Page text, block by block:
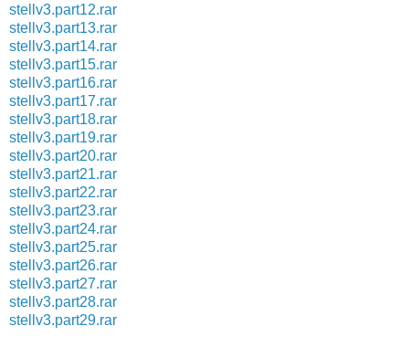
stellv3.part12.rar
stellv3.part13.rar
stellv3.part14.rar
stellv3.part15.rar
stellv3.part16.rar
stellv3.part17.rar
stellv3.part18.rar
stellv3.part19.rar
stellv3.part20.rar
stellv3.part21.rar
stellv3.part22.rar
stellv3.part23.rar
stellv3.part24.rar
stellv3.part25.rar
stellv3.part26.rar
stellv3.part27.rar
stellv3.part28.rar
stellv3.part29.rar